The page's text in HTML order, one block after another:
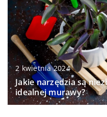
2 kwietnia 2024
Jakie narzędzia są
idealnej murawy?